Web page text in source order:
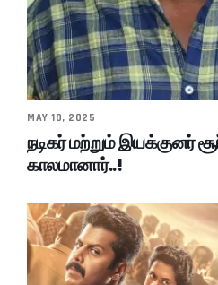
MAY 10, 2025
நடிகர் மற்றும் இயக்குனர்
காலமானார்..!